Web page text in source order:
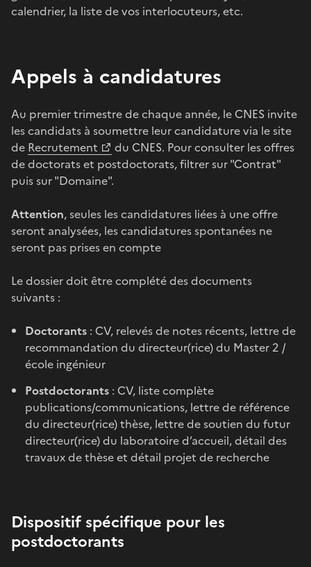
calendrier, la liste de vos interlocuteurs, etc.
Appels à candidatures
Au premier trimestre de chaque année, le CNES invite
les candidats à soumettre leur candidature via le site
de Recrutement
du CNES. Pour consulter les offres
de doctorats et postdoctorats, filtrer sur "Contrat"
puis sur "Domaine".
Attention, seules les candidatures liées à une offre
seront analysées, les candidatures spontanées ne
seront pas prises en compte
Le dossier doit être complété des documents
suivants :
Doctorants : CV, relevés de notes récents, lettre de
recommandation du directeur(rice) du Master 2 /
école ingénieur
Postdoctorants : CV, liste complète
publications/communications, lettre de référence
du directeur(rice) thèse, lettre de soutien du futur
directeur(rice) du laboratoire d’accueil, détail des
travaux de thèse et détail projet de recherche
Dispositif spécifique pour les
postdoctorants